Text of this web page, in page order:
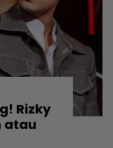
Rizky
atau